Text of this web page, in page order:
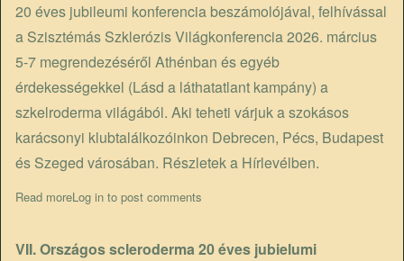
20 éves jubileumi konferencia beszámolójával, felhívással
a Szisztémás Szklerózis Világkonferencia 2026. március
5-7 megrendezéséről Athénban és egyéb
érdekességekkel (Lásd a láthatatlant kampány) a
szkelroderma világából. Aki teheti várjuk a szokásos
karácsonyi klubtalálkozóinkon Debrecen, Pécs, Budapest
és Szeged városában. Részletek a Hírlevélben.
Read moreabout Megjelent a legújabb Hírlevél
Log in to post comments
VII. Országos scleroderma 20 éves jubielumi